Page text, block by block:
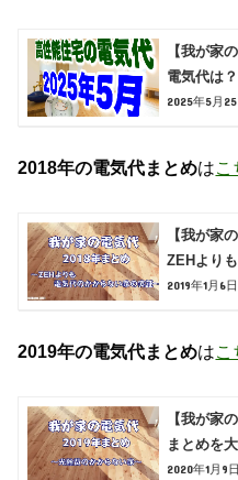
【我が家
電気代は？
2025年5月25
2018年の電気代まとめはこ
【我が家
ZEHより
2019年1月6日
2019年の電気代まとめはこ
【我が家
まとめを
2020年1月9日